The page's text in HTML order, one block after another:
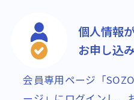
個人情報
お申し込
会員専用ページ「